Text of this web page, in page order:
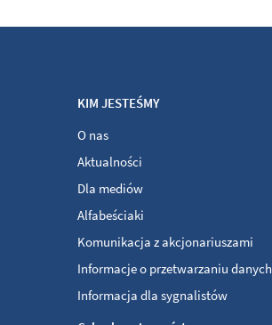
KIM JESTEŚMY
O nas
Aktualności
Dla mediów
Alfabeściaki
Komunikacja z akcjonariuszami
Informacje o przetwarzaniu danych
Informacja dla sygnalistów